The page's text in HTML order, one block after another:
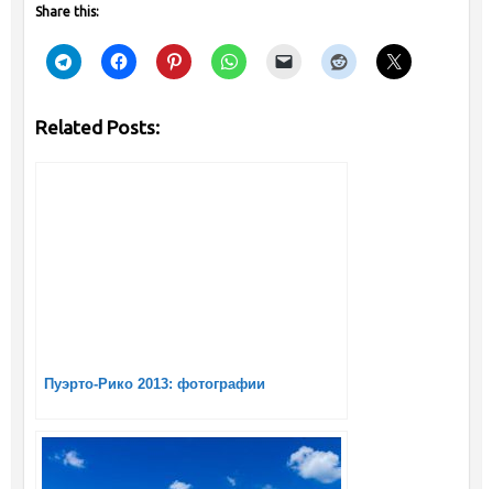
Share this:
Related Posts:
Пуэрто-Рико 2013: фотографии